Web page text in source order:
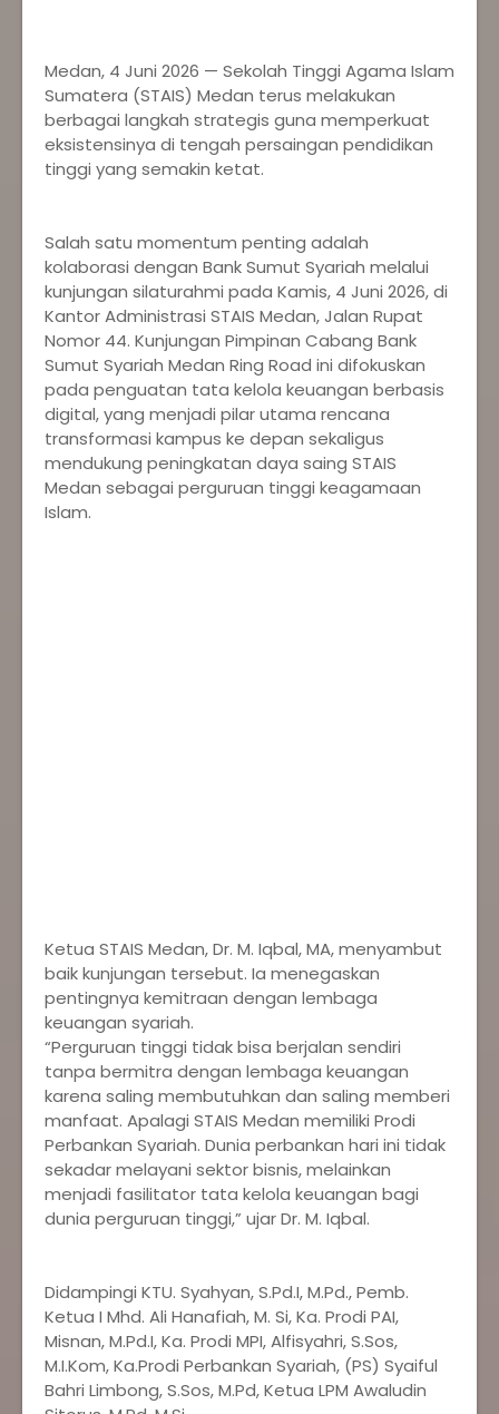
Medan, 4 Juni 2026 — Sekolah Tinggi Agama Islam
Sumatera (STAIS) Medan terus melakukan
berbagai langkah strategis guna memperkuat
eksistensinya di tengah persaingan pendidikan
tinggi yang semakin ketat.
‎Salah satu momentum penting adalah
kolaborasi dengan Bank Sumut Syariah melalui
kunjungan silaturahmi pada Kamis, 4 Juni 2026, di
Kantor Administrasi STAIS Medan, Jalan Rupat
Nomor 44. Kunjungan Pimpinan Cabang Bank
Sumut Syariah Medan Ring Road ini difokuskan
pada penguatan tata kelola keuangan berbasis
digital, yang menjadi pilar utama rencana
transformasi kampus ke depan sekaligus
mendukung peningkatan daya saing STAIS
Medan sebagai perguruan tinggi keagamaan
Islam.
‎Ketua STAIS Medan, Dr. M. Iqbal, MA, menyambut
baik kunjungan tersebut. Ia menegaskan
pentingnya kemitraan dengan lembaga
keuangan syariah.
‎“Perguruan tinggi tidak bisa berjalan sendiri
tanpa bermitra dengan lembaga keuangan
karena saling membutuhkan dan saling memberi
manfaat. Apalagi STAIS Medan memiliki Prodi
Perbankan Syariah. Dunia perbankan hari ini tidak
sekadar melayani sektor bisnis, melainkan
menjadi fasilitator tata kelola keuangan bagi
dunia perguruan tinggi,” ujar Dr. M. Iqbal.
‎Didampingi KTU. Syahyan, S.Pd.I, M.Pd., Pemb.
Ketua I Mhd. Ali Hanafiah, M. Si, Ka. Prodi PAI,
Misnan, M.Pd.I, Ka. Prodi MPI, Alfisyahri, S.Sos,
M.I.Kom, Ka.Prodi Perbankan Syariah, (PS) Syaiful
Bahri Limbong, S.Sos, M.Pd, Ketua LPM Awaludin